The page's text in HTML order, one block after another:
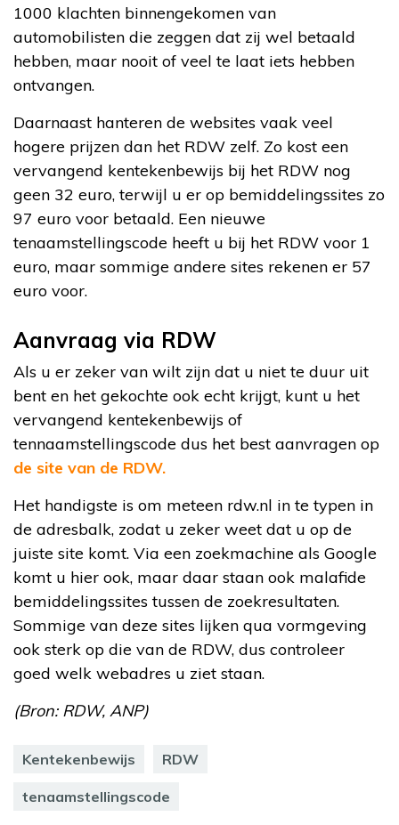
1000 klachten binnengekomen van
automobilisten die zeggen dat zij wel betaald
hebben, maar nooit of veel te laat iets hebben
ontvangen.
Daarnaast hanteren de websites vaak veel
hogere prijzen dan het RDW zelf. Zo kost een
vervangend kentekenbewijs bij het RDW nog
geen 32 euro, terwijl u er op bemiddelingssites zo
97 euro voor betaald. Een nieuwe
tenaamstellingscode heeft u bij het RDW voor 1
euro, maar sommige andere sites rekenen er 57
euro voor.
Aanvraag via RDW
Als u er zeker van wilt zijn dat u niet te duur uit
bent en het gekochte ook echt krijgt, kunt u het
vervangend kentekenbewijs of
tennaamstellingscode dus het best aanvragen op
de site van de RDW.
Het handigste is om meteen rdw.nl in te typen in
de adresbalk, zodat u zeker weet dat u op de
juiste site komt. Via een zoekmachine als Google
komt u hier ook, maar daar staan ook malafide
bemiddelingssites tussen de zoekresultaten.
Sommige van deze sites lijken qua vormgeving
ook sterk op die van de RDW, dus controleer
goed welk webadres u ziet staan.
(Bron: RDW, ANP)
Kentekenbewijs RDW
tenaamstellingscode